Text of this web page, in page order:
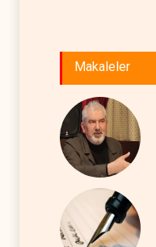
Makaleler